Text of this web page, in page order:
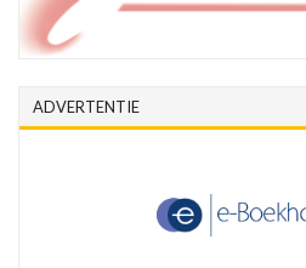
ADVERTENTIE